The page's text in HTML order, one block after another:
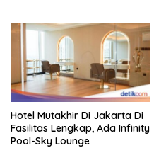
Hotel Mutakhir Di Jakarta Di
Fasilitas Lengkap, Ada Infinity
Pool-Sky Lounge